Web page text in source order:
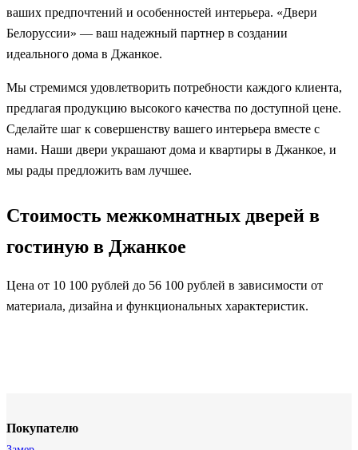
ваших предпочтений и особенностей интерьера. «Двери
Белоруссии» — ваш надежный партнер в создании
идеального дома в Джанкое.
Мы стремимся удовлетворить потребности каждого клиента,
предлагая продукцию высокого качества по доступной цене.
Сделайте шаг к совершенству вашего интерьера вместе с
нами. Наши двери украшают дома и квартиры в Джанкое, и
мы рады предложить вам лучшее.
Стоимость межкомнатных дверей в
гостиную в Джанкое
Цена от 10 100 рублей до 56 100 рублей в зависимости от
материала, дизайна и функциональных характеристик.
Покупателю